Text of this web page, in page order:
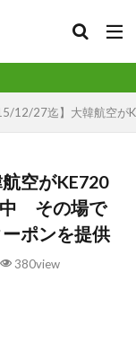
12/27迄】大韓航空が
空がKE720
中 その場で
ポンを提供
380view